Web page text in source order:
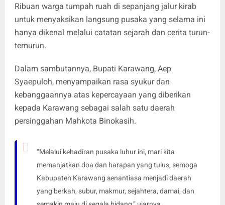
Ribuan warga tumpah ruah di sepanjang jalur kirab
untuk menyaksikan langsung pusaka yang selama ini
hanya dikenal melalui catatan sejarah dan cerita turun-
temurun.
Dalam sambutannya, Bupati Karawang, Aep
Syaepuloh, menyampaikan rasa syukur dan
kebanggaannya atas kepercayaan yang diberikan
kepada Karawang sebagai salah satu daerah
persinggahan Mahkota Binokasih.
“Melalui kehadiran pusaka luhur ini, mari kita
memanjatkan doa dan harapan yang tulus, semoga
Kabupaten Karawang senantiasa menjadi daerah
yang berkah, subur, makmur, sejahtera, damai, dan